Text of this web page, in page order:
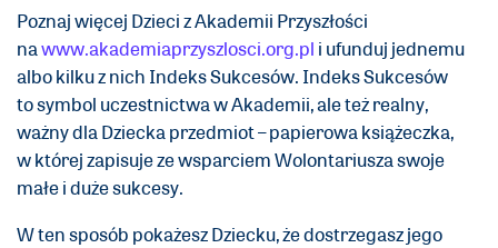
Poznaj więcej Dzieci z Akademii Przyszłości
nawww.akademiaprzyszlosci.org.pl i ufunduj jednemu
albo kilku z nich Indeks Sukcesów. Indeks Sukcesów
to symbol uczestnictwa w Akademii, ale też realny,
ważny dla Dziecka przedmiot – papierowa książeczka,
w której zapisuje ze wsparciem Wolontariusza swoje
małe i duże sukcesy.
W ten sposób pokażesz Dziecku, że dostrzegasz jego